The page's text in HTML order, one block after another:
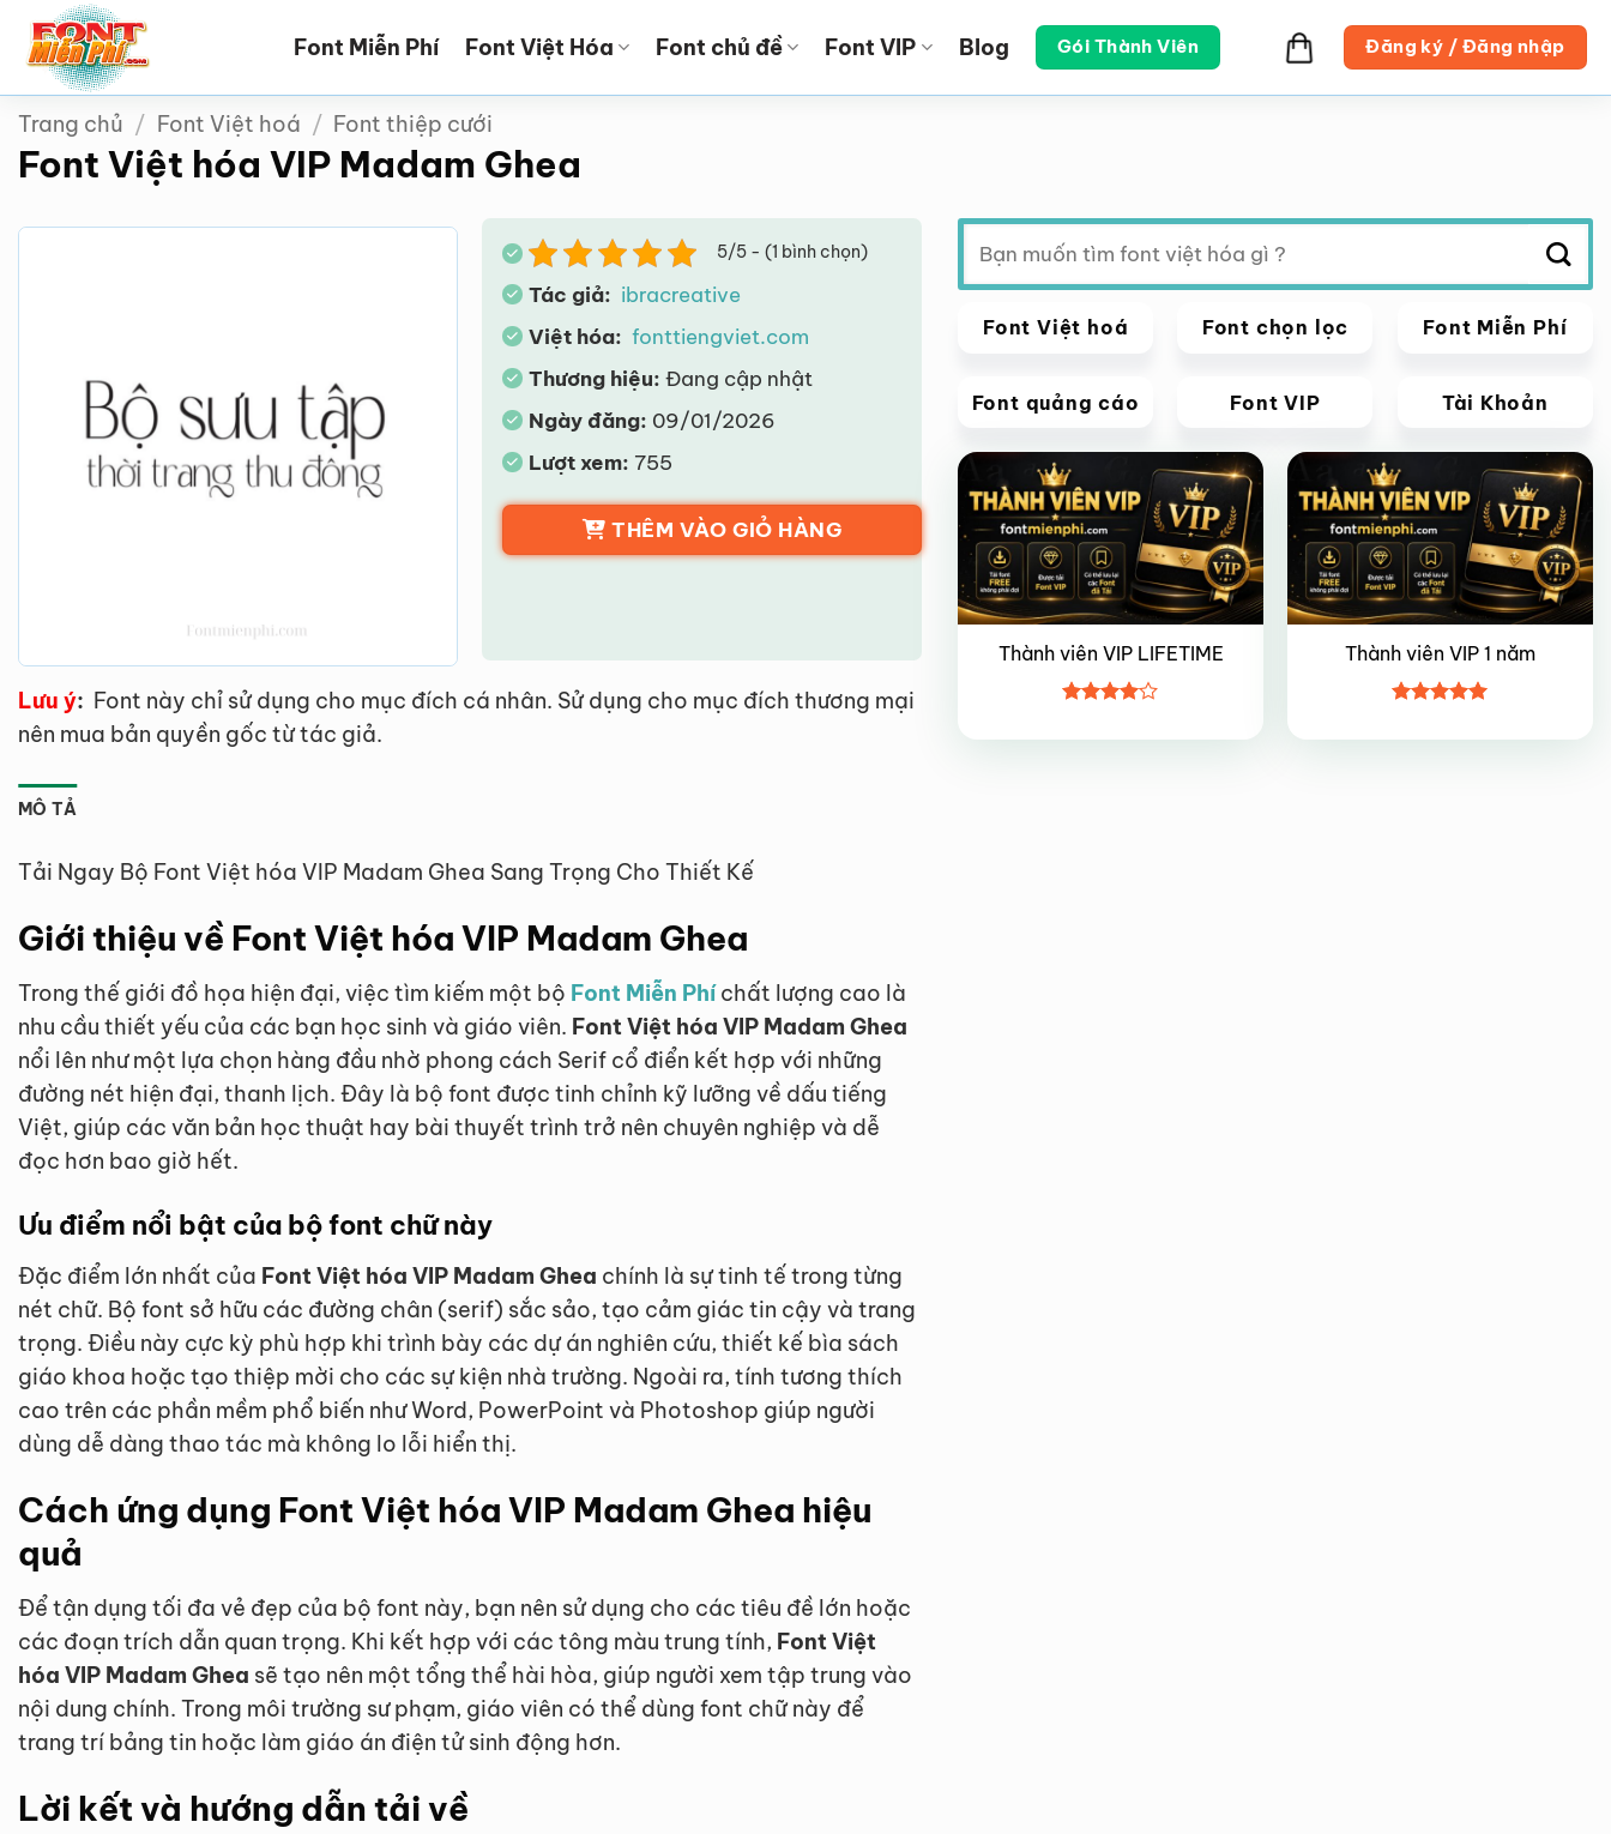
qua
dung
Font Miễn Phí Font Việt Hóa Font chủ đề Font VIP Blog Gói Thành Viên Đăng ký / Đăng nhập
Trang chủ / Font Việt hoá / Font thiệp cưới
Font Việt hóa VIP Madam Ghea
5/5 - (1 bình chọn)
Tác giả: ibracreative
Việt hóa: fonttiengviet.com
Thương hiệu: Đang cập nhật
Ngày đăng: 09/01/2026
Lượt xem: 755
THÊM VÀO GIỎ HÀNG
Lưu ý: Font này chỉ sử dụng cho mục đích cá nhân. Sử dụng cho mục đích thương mại
nên mua bản quyền gốc từ tác giả.
MÔ TẢ
Tải Ngay Bộ Font Việt hóa VIP Madam Ghea Sang Trọng Cho Thiết Kế
Giới thiệu về Font Việt hóa VIP Madam Ghea
Trong thế giới đồ họa hiện đại, việc tìm kiếm một bộ Font Miễn Phíchất lượng cao là
nhu cầu thiết yếu của các bạn học sinh và giáo viên. Font Việt hóa VIP Madam Ghea
nổi lên như một lựa chọn hàng đầu nhờ phong cách Serif cổ điển kết hợp với những
đường nét hiện đại, thanh lịch. Đây là bộ font được tinh chỉnh kỹ lưỡng về dấu tiếng
Việt, giúp các văn bản học thuật hay bài thuyết trình trở nên chuyên nghiệp và dễ
đọc hơn bao giờ hết.
Ưu điểm nổi bật của bộ font chữ này
Đặc điểm lớn nhất của Font Việt hóa VIP Madam Ghea chính là sự tinh tế trong từng
nét chữ. Bộ font sở hữu các đường chân (serif) sắc sảo, tạo cảm giác tin cậy và trang
trọng. Điều này cực kỳ phù hợp khi trình bày các dự án nghiên cứu, thiết kế bìa sách
giáo khoa hoặc tạo thiệp mời cho các sự kiện nhà trường. Ngoài ra, tính tương thích
cao trên các phần mềm phổ biến như Word, PowerPoint và Photoshop giúp người
dùng dễ dàng thao tác mà không lo lỗi hiển thị.
Cách ứng dụng Font Việt hóa VIP Madam Ghea hiệu
quả
Để tận dụng tối đa vẻ đẹp của bộ font này, bạn nên sử dụng cho các tiêu đề lớn hoặc
các đoạn trích dẫn quan trọng. Khi kết hợp với các tông màu trung tính, Font Việt
hóa VIP Madam Ghea sẽ tạo nên một tổng thể hài hòa, giúp người xem tập trung vào
nội dung chính. Trong môi trường sư phạm, giáo viên có thể dùng font chữ này để
trang trí bảng tin hoặc làm giáo án điện tử sinh động hơn.
Lời kết và hướng dẫn tải về
Tìm
kiếm:
Font Việt hoá Font chọn lọc Font Miễn Phí
Font quảng cáo Font VIP Tài Khoản
Giảm giá!
Thành viên VIP LIFETIME
xếp hạng
Giảm giá!
Thành viên VIP 1 năm
hạng55